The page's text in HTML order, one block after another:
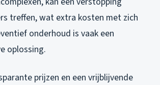
treffen, wat extra kosten met zich
onderhoud is vaak een
oplossing.
prijzen en een vrijblijvende